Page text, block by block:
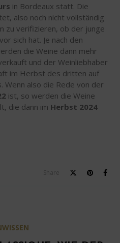
in Bordeaux statt. Die
also noch nicht vollständig
zu verifizieren, ob der junge
sich hat. Je nach den
die Weine dann mehr
und der Weinliebhaber
im Herbst des dritten auf
Wenn also die Rede von der
ist, so werden die Weine
die dann im Herbst 2024
Share